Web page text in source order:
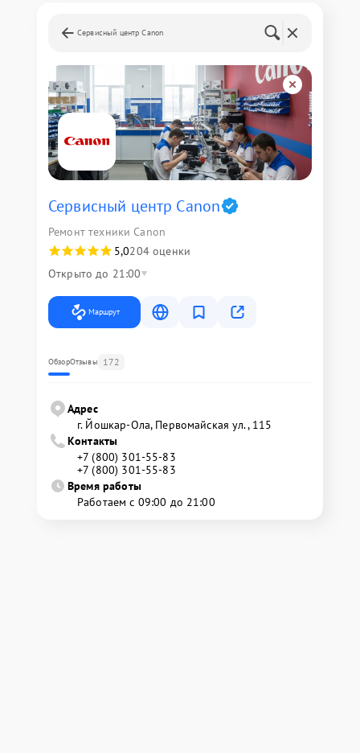
Сервисный центр Canon
Сервисный центр Canon
Ремонт техники Canon
5,0204 оценки
Открыто до 21:00
Маршрут
ОбзорОтзывы 172
Адрес
г. Йошкар-Ола, Первомайская ул., 115
Контакты
+7 (800) 301-55-83
+7 (800) 301-55-83
Время работы
Работаем с 09:00 до 21:00